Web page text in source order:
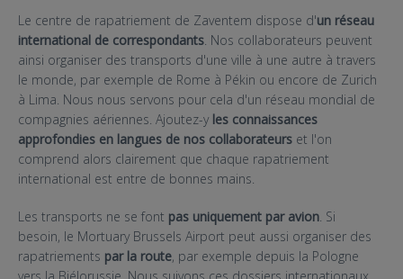
Le centre de rapatriement de Zaventem dispose d'un réseau
international de correspondants. Nos collaborateurs peuvent
ainsi organiser des transports d'une ville à une autre à travers
le monde, par exemple de Rome à Pékin ou encore de Zurich
à Lima. Nous nous servons pour cela d'un réseau mondial de
compagnies aériennes. Ajoutez-y les connaissances
approfondies en langues de nos collaborateurs et l'on
comprend alors clairement que chaque rapatriement
international est entre de bonnes mains.
Les transports ne se font pas uniquement par avion. Si
besoin, le Mortuary Brussels Airport peut aussi organiser des
rapatriements par la route, par exemple depuis la Pologne